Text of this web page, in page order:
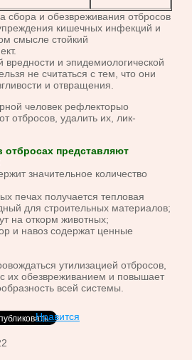
и обезвреживания отбросов
кишечных инфекций и
смысле стойкий
и эпидемиологической
не считаться с тем, что они
и отвращения.
человек рефлекторыо
отбросов, удалить их, лик-
отбросах представляют
значительное количество
печах получается тепловая
для строительных материалов;
на откорм животных;
и навоз содержат ценные
утилизацией отбросов,
их обезвреживанием и повышает
всей системы.
Нравится